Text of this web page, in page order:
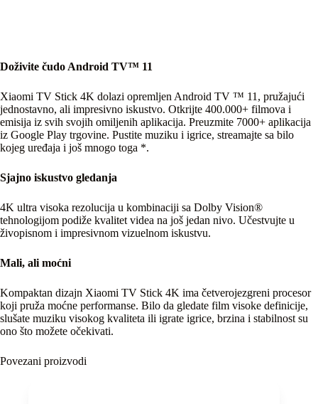
Doživite čudo Android TV™ 11
Xiaomi TV Stick 4K dolazi opremljen Android TV ™ 11, pružajući
jednostavno, ali impresivno iskustvo. Otkrijte 400.000+ filmova i
emisija iz svih svojih omiljenih aplikacija. Preuzmite 7000+ aplikacija
iz Google Play trgovine. Pustite muziku i igrice, streamajte sa bilo
kojeg uređaja i još mnogo toga *.
Sjajno iskustvo gledanja
4K ultra visoka rezolucija u kombinaciji sa Dolby Vision®
tehnologijom podiže kvalitet videa na još jedan nivo. Učestvujte u
živopisnom i impresivnom vizuelnom iskustvu.
Mali, ali moćni
Kompaktan dizajn Xiaomi TV Stick 4K ima četverojezgreni procesor
koji pruža moćne performanse. Bilo da gledate film visoke definicije,
slušate muziku visokog kvaliteta ili igrate igrice, brzina i stabilnost su
ono što možete očekivati.
Povezani proizvodi